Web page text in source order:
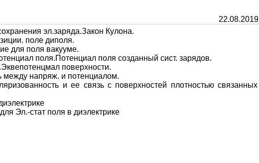
22.08.2019
эл.заряда.Закон Кулона.
поле диполя.
для поля вакууме.
поля.Потенциал поля созданный сист. зарядов.
поверхности.
между напряж. и потенциалом.
и ее связь с поверхностей плотностью связанных
Эл.-стат поля в диэлектрике